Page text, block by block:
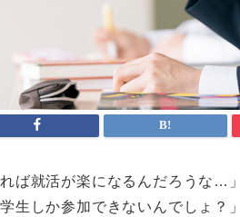
ば就活が楽になるんだろうな…」
生しか参加できないんでしょ？」